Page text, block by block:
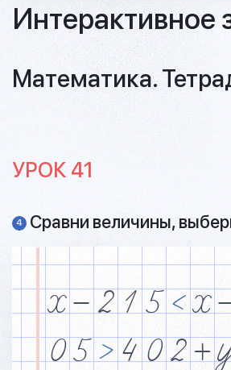
Интерактивное
Математика.
УРОК 41
4 Сравни величины,
x & 2 1 5 <x
0 5 > 4 0 2 +